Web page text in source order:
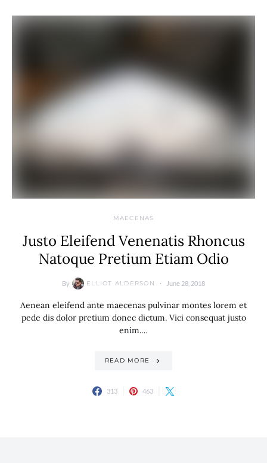
MAECENAS
Justo Eleifend Venenatis Rhoncus
Natoque Pretium Etiam Odio
By ELLIOT ALDERSON June 28, 2018
Aenean eleifend ante maecenas pulvinar montes lorem et
pede dis dolor pretium donec dictum. Vici consequat justo
enim.…
READ MORE
313 463